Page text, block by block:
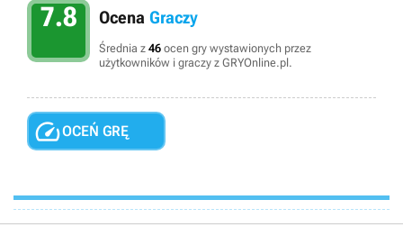
7.8 Ocena Graczy
Średnia z 46 ocen gry wystawionych przez
użytkowników i graczy z GRYOnline.pl.
OCEŃ GRĘ